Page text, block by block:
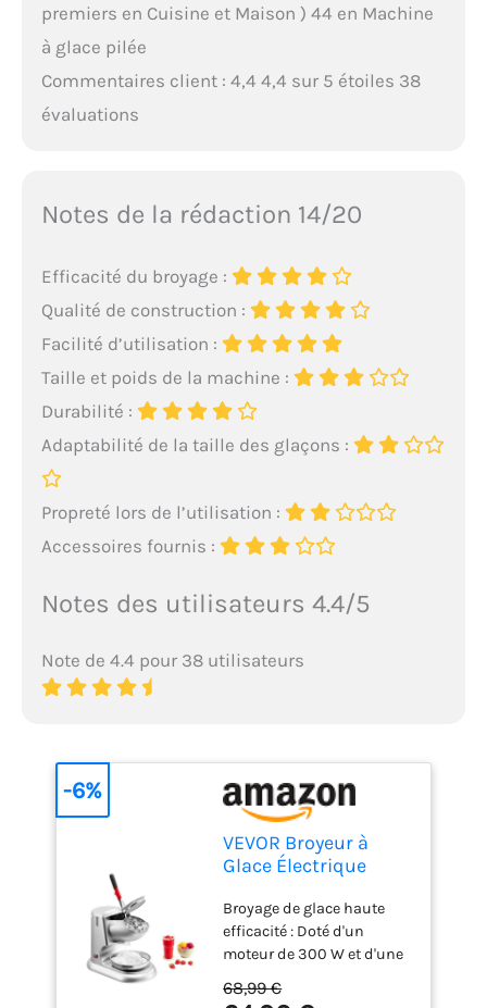
premiers en Cuisine et Maison ) 44 en Machine
à glace pilée
Commentaires client : 4,4 4,4 sur 5 étoiles 38
évaluations
Notes de la rédaction 14/20
Efficacité du broyage :
Qualité de construction :
Facilité d’utilisation :
Taille et poids de la machine :
Durabilité :
Adaptabilité de la taille des glaçons :
Propreté lors de l’utilisation :
Accessoires fournis :
Notes des utilisateurs 4.4/5
Note de 4.4 pour 38 utilisateurs
VEVOR Broyeur à
Glace Électrique
kg/h, Machine à
Glace Pilée à 4
Lames, en Acier
Inoxydable, avec Bol
et Couvercle, 2000
Broyage de glace haute
efficacité : Doté d'un
moteur de 300 W et d'une
000 tr/min, ce broyeur à
68,99 €
-6%